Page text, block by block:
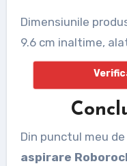
Dimensiunile
9.6 cm inaltime,
Din punctul meu
aspirare